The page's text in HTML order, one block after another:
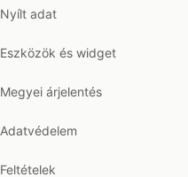
Nyílt adat
Eszközök és widget
Megyei árjelentés
Adatvédelem
Feltételek